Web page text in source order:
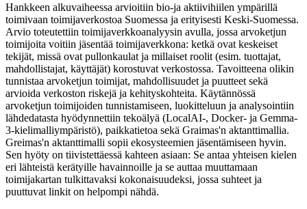
Hankkeen alkuvaiheessa arvioitiin bio-ja aktiivihiilen ympärillä
toimivaan toimijaverkostoa Suomessa ja erityisesti Keski-Suomessa.
Arvio toteutettiin toimijaverkkoanalyysin avulla, jossa arvoketjun
toimijoita voitiin jäsentää toimijaverkkona: ketkä ovat keskeiset
tekijät, missä ovat pullonkaulat ja millaiset roolit (esim. tuottajat,
mahdollistajat, käyttäjät) korostuvat verkostossa. Tavoitteena olikin
tunnistaa arvoketjun toimijat, mahdollisuudet ja puutteet sekä
arvioida verkoston riskejä ja kehityskohteita. Käytännössä
arvoketjun toimijoiden tunnistamiseen, luokitteluun ja analysointiin
lähdedatasta hyödynnettiin tekoälyä (LocalAI-, Docker- ja Gemma-
3-kielimalliympäristö), paikkatietoa sekä Graimas'n aktanttimallia.
Greimas'n aktanttimalli sopii ekosysteemien jäsentämiseen hyvin.
Sen hyöty on tiivistettäessä kahteen asiaan: Se antaa yhteisen kielen
eri lähteistä kerätyille havainnoille ja se auttaa muuttamaan
toimijakartan tulkittavaksi kokonaisuudeksi, jossa suhteet ja
puuttuvat linkit on helpompi nähdä.